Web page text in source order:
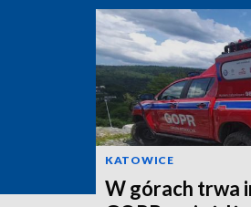
KATOWICE
W górach trwa